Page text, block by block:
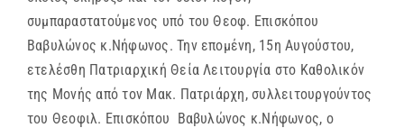
συμπαραστατούμενος υπό του Θεοφ. Επισκόπου
Βαβυλώνος κ.Νήφωνος. Την επομένη, 15η Αυγούστου,
ετελέσθη Πατριαρχική Θεία Λειτουργία στο Καθολικόν
της Μονής από τον Μακ. Πατριάρχη, συλλειτουργούντος
του Θεοφιλ. Επισκόπου Βαβυλώνος κ.Νήφωνος, ο